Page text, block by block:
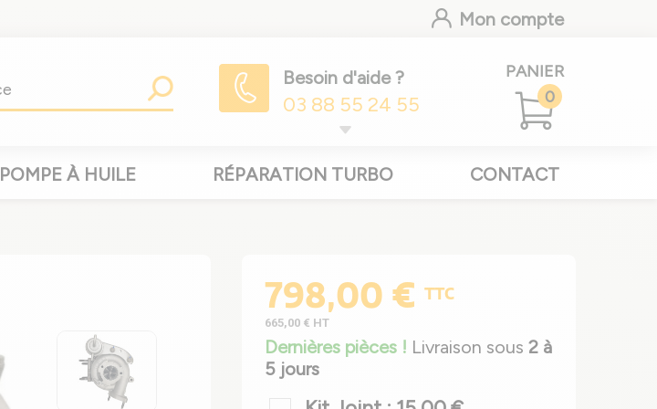
Mon compte
Besoin d'aide ?
03 88 55 24 55
PANIER
0
POMPE À HUILE RÉPARATION TURBO CONTACT
798,00 € TTC
665,00 € HT
Dernières pièces ! Livraison sous 2 à
5 jours